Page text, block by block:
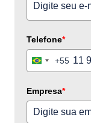
Telefone*
Brazil+55
Empresa*